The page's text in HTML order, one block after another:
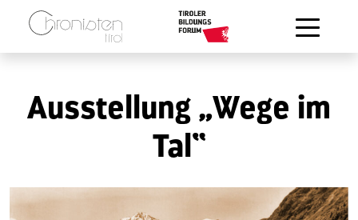
Zum Hauptinhalt springen
Ausstellung „Wege im
Tal“